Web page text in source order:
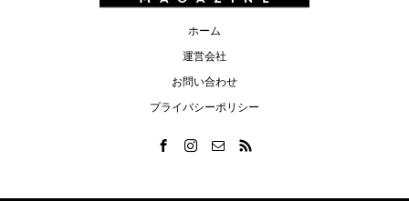
ホーム
運営会社
お問い合わせ
プライバシーポリシー